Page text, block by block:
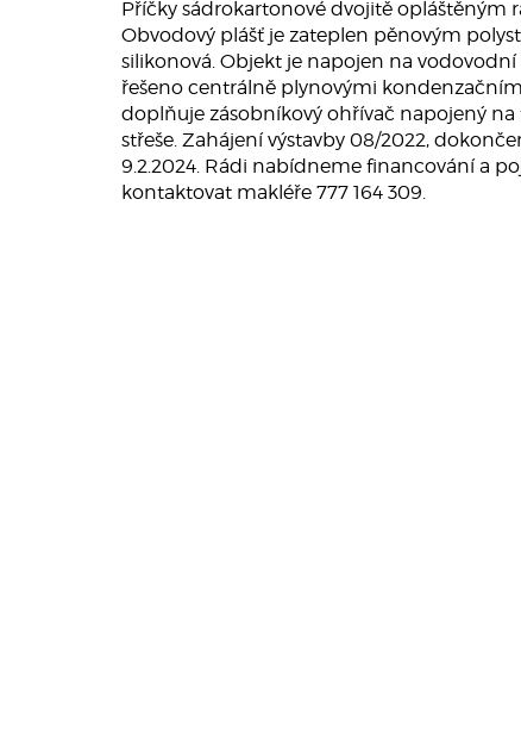
Příčky sádrokartonové dvojitě opláštěným
Obvodový plášť je zateplen pěnovým
silikonová. Objekt je napojen na vodovodní
řešeno centrálně plynovými
doplňuje zásobníkový ohřívač napojený
střeše. Zahájení výstavby 08/2022,
9.2.2024. Rádi nabídneme financování a
kontaktovat makléře 777 164 309.